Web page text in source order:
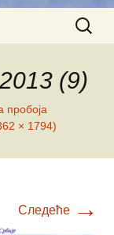
(9)
пробоја
× 1794)
Следеће →